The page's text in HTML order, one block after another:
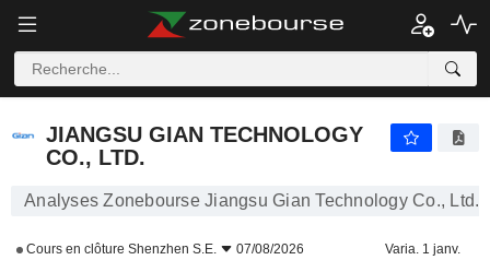
JIANGSU GIAN TECHNOLOGY
CO., LTD.
Analyses Zonebourse Jiangsu Gian Technology Co., Ltd.
Cours en clôture Shenzhen S.E. 07/08/2026 Varia. 1 janv.